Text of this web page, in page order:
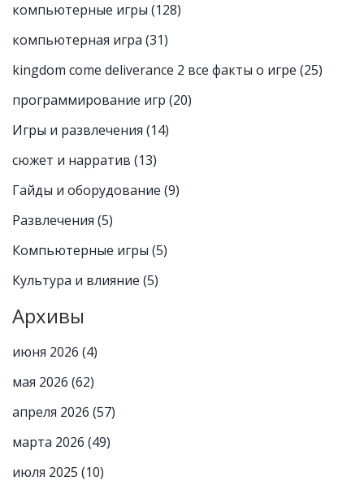
компьютерные игры (128)
компьютерная игра (31)
kingdom come deliverance 2 все факты о игре (25)
программирование игр (20)
Игры и развлечения (14)
сюжет и нарратив (13)
Гайды и оборудование (9)
Развлечения (5)
Компьютерные игры (5)
Культура и влияние (5)
Архивы
июня 2026 (4)
мая 2026 (62)
апреля 2026 (57)
марта 2026 (49)
июля 2025 (10)